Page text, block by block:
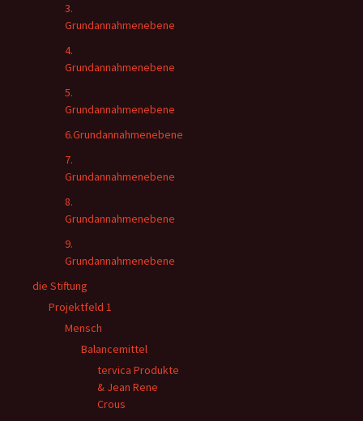
3.
Grundannahmenebene
4.
Grundannahmenebene
5.
Grundannahmenebene
6.Grundannahmenebene
7.
Grundannahmenebene
8.
Grundannahmenebene
9.
Grundannahmenebene
die Stiftung
Projektfeld 1
Mensch
Balancemittel
tervica Produkte
& Jean Rene
Crous